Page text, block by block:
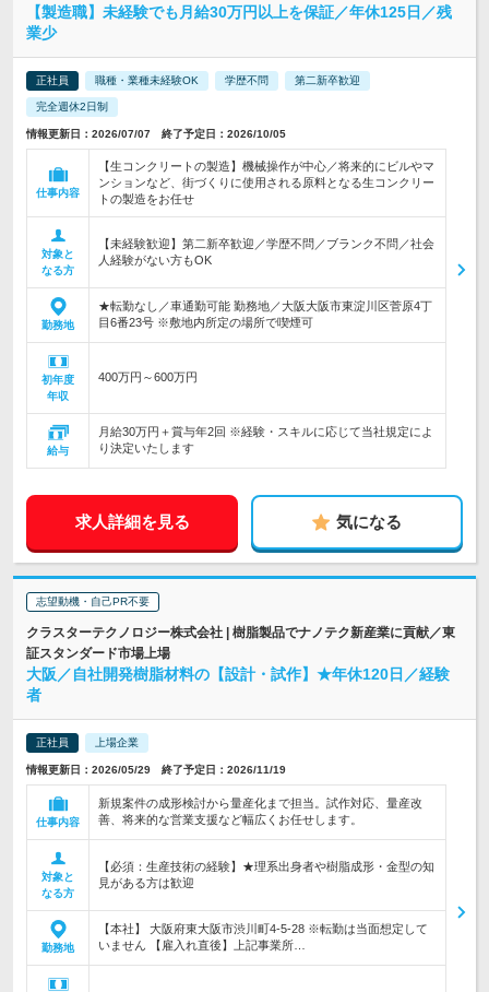
【製造職】未経験でも月給30万円以上を保証／年休125日／残
業少
正社員 職種・業種未経験OK 学歴不問 第二新卒歓迎
完全週休2日制
情報更新日：2026/07/07 終了予定日：2026/10/05
仕事内容
【生コンクリートの製造】機械操作が中心／将来的にビルやマ
ンションなど、街づくりに使用される原料となる生コンクリー
トの製造をお任せ
対象と
なる方
【未経験歓迎】第二新卒歓迎／学歴不問／ブランク不問／社会
人経験がない方もOK
勤務地
★転勤なし／車通勤可能 勤務地／大阪大阪市東淀川区菅原4丁
目6番23号 ※敷地内所定の場所で喫煙可
初年度
年収
400万円～600万円
給与
月給30万円＋賞与年2回 ※経験・スキルに応じて当社規定によ
り決定いたします
求人詳細を見る 気になる
志望動機・自己PR不要
クラスターテクノロジー株式会社 | 樹脂製品でナノテク新産業に貢献／東
証スタンダード市場上場
大阪／自社開発樹脂材料の【設計・試作】★年休120日／経験
者
正社員 上場企業
情報更新日：2026/05/29 終了予定日：2026/11/19
仕事内容
新規案件の成形検討から量産化まで担当。試作対応、量産改
善、将来的な営業支援など幅広くお任せします。
対象と
なる方
【必須：生産技術の経験】★理系出身者や樹脂成形・金型の知
見がある方は歓迎
勤務地
【本社】 大阪府東大阪市渋川町4-5-28 ※転勤は当面想定して
いません 【雇入れ直後】上記事業所…